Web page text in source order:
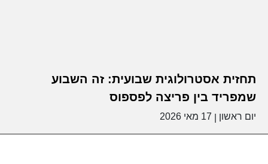
תחזית אסטרולוגית שבועית: זה השבוע
שמפריד בין פריצה לפספוס
יום ראשון 17 מאי 2026